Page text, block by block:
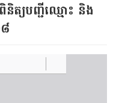
និត្យបញ្ជីឈ្មោះ និង​